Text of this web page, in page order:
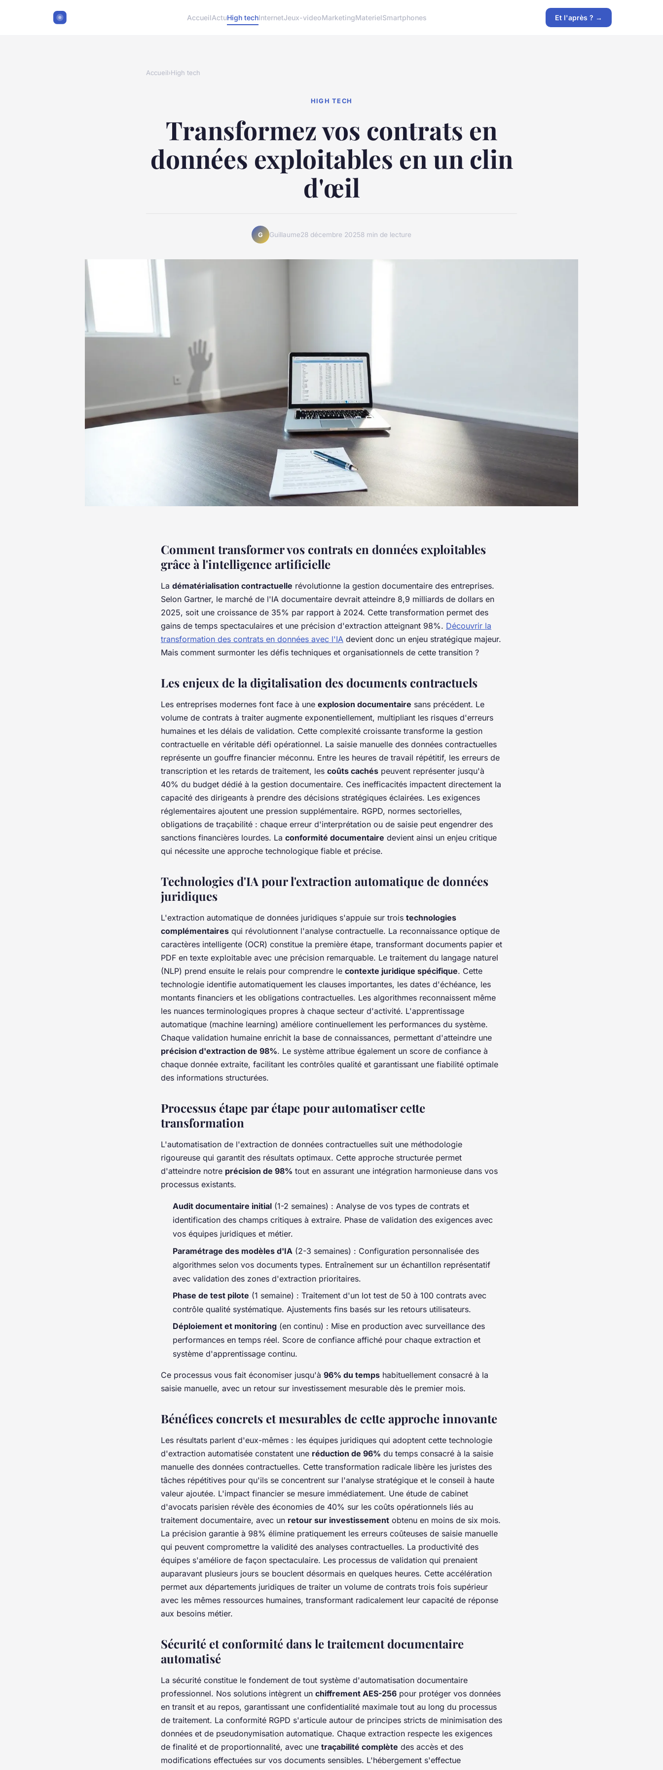
AccueilActuHigh techInternetJeux-videoMarketingMaterielSmartphones Et l'après ? →
Accueil›High tech
HIGH TECH
Transformez vos contrats en
données exploitables en un clin
d'œil
G Guillaume28 décembre 20258 min de lecture
Comment transformer vos contrats en données exploitables
grâce à l'intelligence artificielle
La dématérialisation contractuelle révolutionne la gestion documentaire des entreprises.
Selon Gartner, le marché de l'IA documentaire devrait atteindre 8,9 milliards de dollars en
2025, soit une croissance de 35% par rapport à 2024. Cette transformation permet des
gains de temps spectaculaires et une précision d'extraction atteignant 98%. Découvrir la
transformation des contrats en données avec l'IA devient donc un enjeu stratégique majeur.
Mais comment surmonter les défis techniques et organisationnels de cette transition ?
Les enjeux de la digitalisation des documents contractuels
Les entreprises modernes font face à une explosion documentaire sans précédent. Le
volume de contrats à traiter augmente exponentiellement, multipliant les risques d'erreurs
humaines et les délais de validation. Cette complexité croissante transforme la gestion
contractuelle en véritable défi opérationnel. La saisie manuelle des données contractuelles
représente un gouffre financier méconnu. Entre les heures de travail répétitif, les erreurs de
transcription et les retards de traitement, les coûts cachés peuvent représenter jusqu'à
40% du budget dédié à la gestion documentaire. Ces inefficacités impactent directement la
capacité des dirigeants à prendre des décisions stratégiques éclairées. Les exigences
réglementaires ajoutent une pression supplémentaire. RGPD, normes sectorielles,
obligations de traçabilité : chaque erreur d'interprétation ou de saisie peut engendrer des
sanctions financières lourdes. La conformité documentaire devient ainsi un enjeu critique
qui nécessite une approche technologique fiable et précise.
Technologies d'IA pour l'extraction automatique de données
juridiques
L'extraction automatique de données juridiques s'appuie sur trois technologies
complémentaires qui révolutionnent l'analyse contractuelle. La reconnaissance optique de
caractères intelligente (OCR) constitue la première étape, transformant documents papier et
PDF en texte exploitable avec une précision remarquable. Le traitement du langage naturel
(NLP) prend ensuite le relais pour comprendre le contexte juridique spécifique. Cette
technologie identifie automatiquement les clauses importantes, les dates d'échéance, les
montants financiers et les obligations contractuelles. Les algorithmes reconnaissent même
les nuances terminologiques propres à chaque secteur d'activité. L'apprentissage
automatique (machine learning) améliore continuellement les performances du système.
Chaque validation humaine enrichit la base de connaissances, permettant d'atteindre une
précision d'extraction de 98%. Le système attribue également un score de confiance à
chaque donnée extraite, facilitant les contrôles qualité et garantissant une fiabilité optimale
des informations structurées.
Processus étape par étape pour automatiser cette
transformation
L'automatisation de l'extraction de données contractuelles suit une méthodologie
rigoureuse qui garantit des résultats optimaux. Cette approche structurée permet
d'atteindre notre précision de 98% tout en assurant une intégration harmonieuse dans vos
processus existants.
Audit documentaire initial (1-2 semaines) : Analyse de vos types de contrats et
identification des champs critiques à extraire. Phase de validation des exigences avec
vos équipes juridiques et métier.
Paramétrage des modèles d'IA (2-3 semaines) : Configuration personnalisée des
algorithmes selon vos documents types. Entraînement sur un échantillon représentatif
avec validation des zones d'extraction prioritaires.
Phase de test pilote (1 semaine) : Traitement d'un lot test de 50 à 100 contrats avec
contrôle qualité systématique. Ajustements fins basés sur les retours utilisateurs.
Déploiement et monitoring (en continu) : Mise en production avec surveillance des
performances en temps réel. Score de confiance affiché pour chaque extraction et
système d'apprentissage continu.
Ce processus vous fait économiser jusqu'à 96% du temps habituellement consacré à la
saisie manuelle, avec un retour sur investissement mesurable dès le premier mois.
Bénéfices concrets et mesurables de cette approche innovante
Les résultats parlent d'eux-mêmes : les équipes juridiques qui adoptent cette technologie
d'extraction automatisée constatent une réduction de 96% du temps consacré à la saisie
manuelle des données contractuelles. Cette transformation radicale libère les juristes des
tâches répétitives pour qu'ils se concentrent sur l'analyse stratégique et le conseil à haute
valeur ajoutée. L'impact financier se mesure immédiatement. Une étude de cabinet
d'avocats parisien révèle des économies de 40% sur les coûts opérationnels liés au
traitement documentaire, avec un retour sur investissement obtenu en moins de six mois.
La précision garantie à 98% élimine pratiquement les erreurs coûteuses de saisie manuelle
qui peuvent compromettre la validité des analyses contractuelles. La productivité des
équipes s'améliore de façon spectaculaire. Les processus de validation qui prenaient
auparavant plusieurs jours se bouclent désormais en quelques heures. Cette accélération
permet aux départements juridiques de traiter un volume de contrats trois fois supérieur
avec les mêmes ressources humaines, transformant radicalement leur capacité de réponse
aux besoins métier.
Sécurité et conformité dans le traitement documentaire
automatisé
La sécurité constitue le fondement de tout système d'automatisation documentaire
professionnel. Nos solutions intègrent un chiffrement AES-256 pour protéger vos données
en transit et au repos, garantissant une confidentialité maximale tout au long du processus
de traitement. La conformité RGPD s'articule autour de principes stricts de minimisation des
données et de pseudonymisation automatique. Chaque extraction respecte les exigences
de finalité et de proportionnalité, avec une traçabilité complète des accès et des
modifications effectuées sur vos documents sensibles. L'hébergement s'effectue